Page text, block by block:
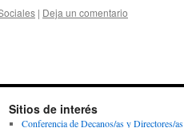
| Deja un comentario
Sitios de interés
Conferencia de Decanos/as y Directores/as